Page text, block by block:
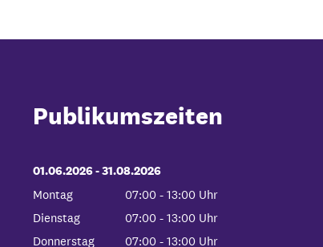
Publikumszeiten
01.06.2026-bis
31.08.2026
Montag
07:00 - 13:00 Uhr
Von 07:00 bis 13:00 Uhr
Dienstag 07:00 - 13:00 Uhr
Von 07:00 bis 13:00 Uhr
Donnerstag 07:00 - 13:00 Uhr